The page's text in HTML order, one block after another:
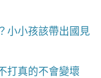
小小孩該帶出國見
打真的不會變壞